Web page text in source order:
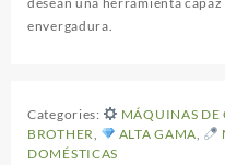
envergadura.
Categories: MÁQUINAS DE
BROTHER
ALTA GAMA
DOMÉSTICAS